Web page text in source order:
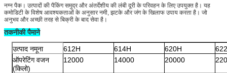
नग्न पैक। उत्पादों की पैकिंग समुद्र और अंतर्देशीय की लंबी दूरी के परिवहन के लिए उपयुक्त है। यह
कमोडिटी के विशेष आवश्यकताओं के अनुसार नमी, झटके और जंग के खिलाफ उपाय करता है। जो
अनुभव और अच्छी तरह से बिक्री के बाद सेवा है।
तकनीकी पैमाने
उत्पाद नमूना 612H 614H 620H
ऑपरेटिंग वजन
(किलो)
12000 14000 20000